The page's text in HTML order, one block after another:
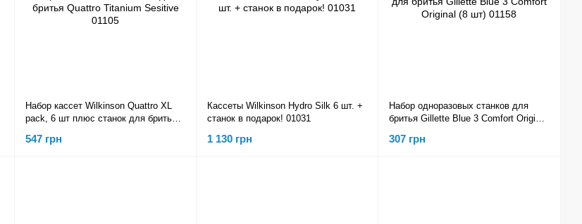
Набор кассет Wilkinson Quattro XL
pack, 6 шт плюс станок для бритья
547 грн
Кассеты Wilkinson Hydro Silk 6 шт. +
станок в подарок! 01031
1 130 грн
Набор одноразовых станков для
бритья Gillette Blue 3 Comfort Original
307 грн